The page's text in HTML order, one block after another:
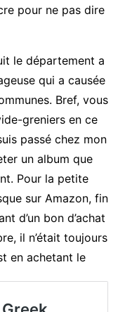
pour ne pas dire
le département a
qui a causée
Bref, vous
greniers en ce
passé chez mon
un album que
Pour la petite
sur Amazon, fin
d’un bon d’achat
il n’était toujours
en achetant le